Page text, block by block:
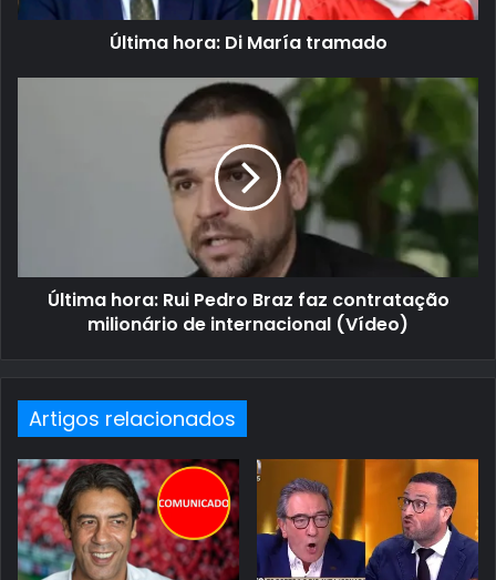
Última hora: Di María tramado
Última hora: Rui Pedro Braz faz contratação
milionário de internacional (Vídeo)
Artigos relacionados